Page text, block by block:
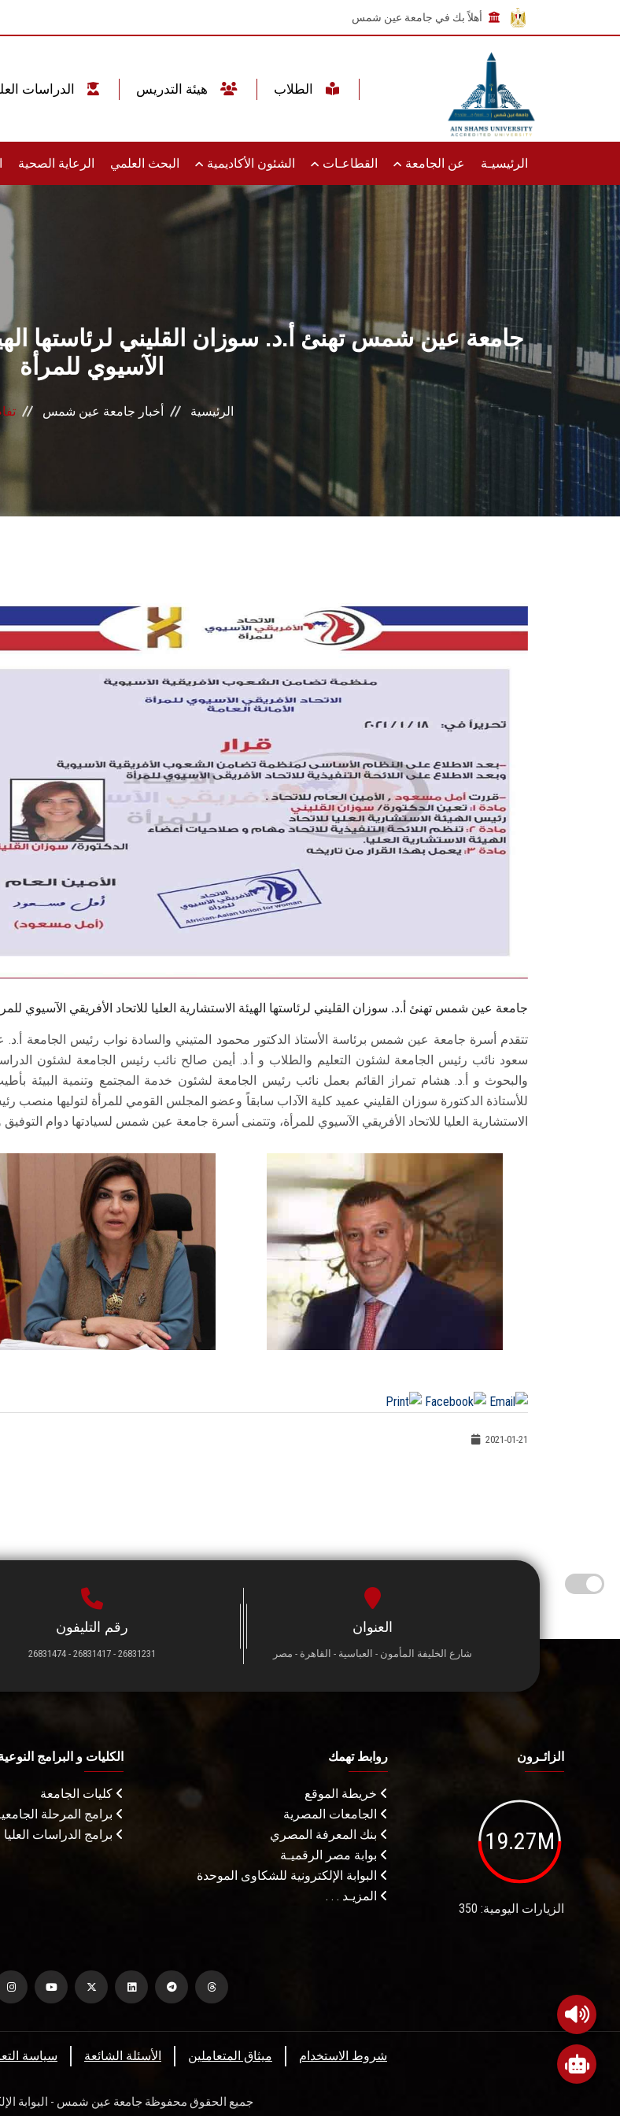
أهلاً بك في جامعة عين شمس
الرئيسيـة عن الجامعة القطاعـات الشئون الأكاديمية البحث العلمي الرعاية الصحية
جامعة عين شمس تهنئ أ.د. سوزان القليني لرئاستها
الآسيوي للمرأة
الرئيسية أخبار جامعة عين شمس
جامعة عين شمس تهنئ أ.د. سوزان القليني لرئاستها الهيئة الاستشارية العليا للاتحاد الأفريقي الآسيوي
تتقدم أسرة جامعة عين شمس برئاسة الأستاذ الدكتور محمود المتيني والسادة نواب رئيس الجامعة أ.د.
سعود نائب رئيس الجامعة لشئون التعليم والطلاب و أ.د. أيمن صالح نائب رئيس الجامعة لشئون
والبحوث و أ.د. هشام تمراز القائم بعمل نائب رئيس الجامعة لشئون خدمة المجتمع وتنمية البيئة
للأستاذة الدكتورة سوزان القليني عميد كلية الآداب سابقاً وعضو المجلس القومي للمرأة لتوليها منصب
الاستشارية العليا للاتحاد الأفريقي الآسيوي للمرأة، وتتمنى أسرة جامعة عين شمس لسيادتها دوام التوفيق
2021-01-21
العنوان
شارع الخليفة المأمون - العباسية - القاهرة - مصر
رقم التليفون
26831231 - 26831417 - 26831474
الزائـرون
19.27M
الزيارات اليومية: 350
روابط تهمك
خريطة الموقع
الجامعات المصرية
بنك المعرفة المصري
بوابة مصر الرقميـة
البوابة الإلكترونية للشكاوى الموحدة
المزيـد . . .
الكليات و البرامج
كليات الجامعة
برامج المرحلة
برامج الدراسات العليا
سياسة الأسئلة الشائعة ميثاق المتعاملين شروط الاستخدام
جميع الحقوق محفوظة جامعة عين شمس - البوابة